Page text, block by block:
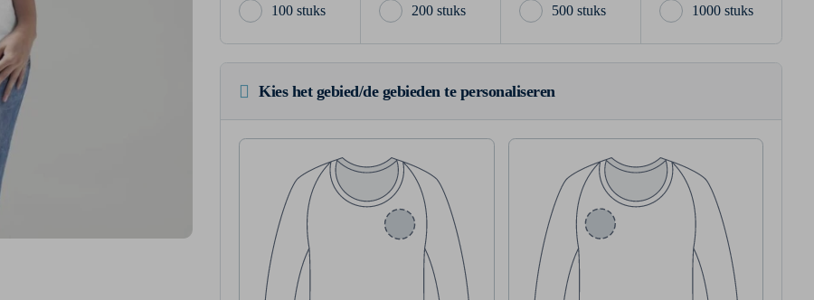
100 stuks 200 stuks 500 stuks 1000 stuks
Kies het gebied/de gebieden te personaliseren